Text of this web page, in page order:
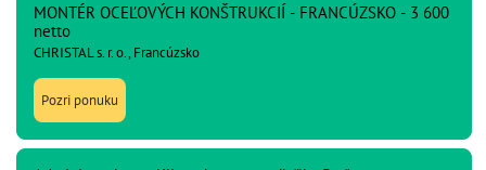
MONTÉR OCEĽOVÝCH KONŠTRUKCIÍ - FRANCÚZSKO - 3 600
netto
CHRISTAL s. r. o., Francúzsko
Pozri ponuku